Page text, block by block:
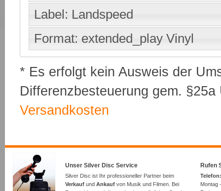
Label: Landspeed
Format: extended_play Vinyl
* Es erfolgt kein Ausweis der
Differenzbesteuerung gem.
Versandkosten
Unser Silver Disc Service
Silver Disc ist Ihr professioneller Partner beim
Verkauf und Ankauf von Musik und Filmen. Bei
Rufen
Montag